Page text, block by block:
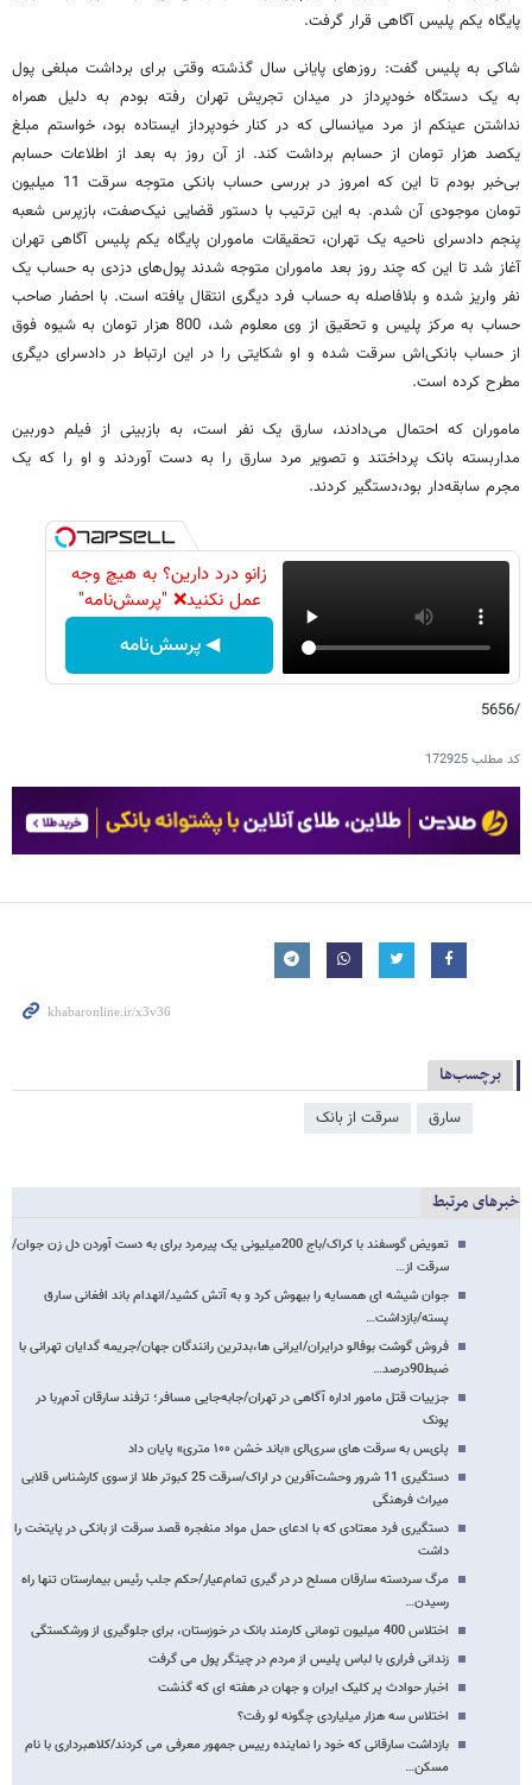
پایگاه یکم پلیس آگاهی قرار گرفت.
شاکی به پلیس گفت: روزهای پایانی سال گذشته وقتی برای برداشت مبلغی پول
به یک دستگاه خودپرداز در میدان تجریش تهران رفته بودم به دلیل همراه
نداشتن عینکم از مرد میانسالی که در کنار خودپرداز ایستاده بود، خواستم مبلغ
یکصد هزار تومان از حسابم برداشت کند. از آن روز به بعد از اطلاعات حسابم
بی‌خبر بودم تا این که امروز در بررسی حساب بانکی متوجه سرقت 11 میلیون
تومان موجودی آن شدم. به این ترتیب با دستور قضایی نیک‌صفت، بازپرس شعبه
پنجم دادسرای ناحیه یک تهران، تحقیقات ماموران پایگاه یکم پلیس آگاهی تهران
آغاز شد تا این که چند روز بعد ماموران متوجه شدند پول‌های دزدی به حساب یک
نفر واریز شده و بلافاصله به حساب فرد دیگری انتقال یافته است. با احضار صاحب
حساب به مرکز پلیس و تحقیق از وی معلوم شد، 800 هزار تومان به شیوه فوق
از حساب بانکی‌اش سرقت شده و او شکایتی را در این ارتباط در دادسرای دیگری
مطرح کرده است.
ماموران که احتمال می‌دادند، سارق یک نفر است، به بازبینی از فیلم دوربین
مداربسته بانک پرداختند و تصویر مرد سارق را به دست آوردند و او را که یک
مجرم سابقه‌دار بود،‌دستگیر کردند.
زانو درد دارین؟ به هیچ وجه
عمل نکنید❌ "پرسش‌نامه"
◀ پرسش‌نامه
/5656
کد مطلب172925
برچسب‌ها
سارق سرقت از بانک
خبرهای مرتبط
تعویض گوسفند با کراک/باج 200میلیونی یک پیرمرد برای به دست آوردن دل زن جوان/
سرقت از…
جوان شیشه ای همسایه را بیهوش کرد و به آتش کشید/انهدام باند افغانی سارق
پسته/بازداشت…
فروش گوشت بوفالو درایران/ایرانی ها،بدترین رانندگان جهان/جریمه گدایان تهرانی با
ضبط90درصد…
جزییات قتل مامور اداره آگاهی در تهران/جابه‌جایی مسافر؛ ترفند سارقان آدم‌ربا در
پونک
ﭘﻠیﺲ ﺑﻪ ﺳﺮﻗﺖ ﻫﺎی ﺳﺮیﺎﻟی «ﺑﺎﻧﺪ ﺧﺸﻦ ۱۰۰ ﻣﺘﺮی» پایان داد
دستگیری 11 شرور وحشت‌آفرین در اراک/سرقت 25 کبوتر طلا از سوی کارشناس قلابی
میراث فرهنگی
دستگیری فرد معتادی که با ادعای حمل مواد منفجره قصد سرقت از بانکی در پایتخت را
داشت
مرگ سردسته سارقان مسلح در در گیری تمام‌عیار/حکم جلب رئیس بیمارستان تنها راه
رسیدن…
اختلاس 400 میلیون تومانی کارمند بانک در خوزستان، برای جلوگیری از ورشکستگی
زندانی فراری با لباس پلیس از مردم در چیتگر پول می گرفت
اخبار حوادث پر کلیک ایران و جهان در هفته ای که گذشت
اختلاس سه هزار میلیاردی چگونه لو رفت؟
بازداشت سارقانی که خود را نماینده رییس جمهور معرفی می کردند/کلاهبرداری با نام
مسکن…